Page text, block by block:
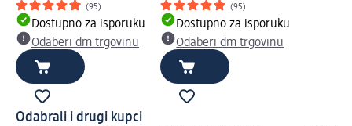
(95)
Dostupno za isporuku
Odaberi dm trgovinu
(95)
Dostupno za isporuku
Odaberi dm trgovinu
Odabrali i drugi kupci